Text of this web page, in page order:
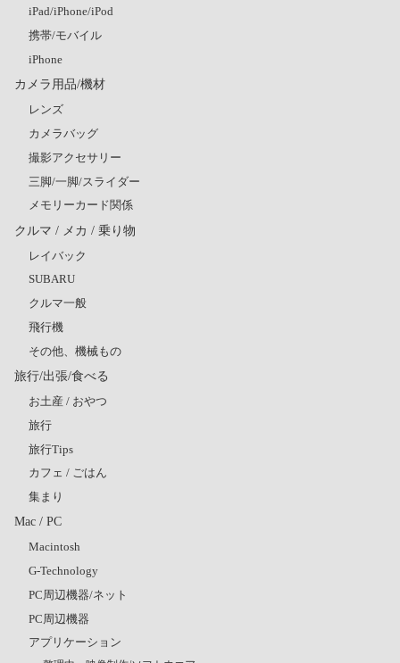
iPad/iPhone/iPod
携帯/モバイル
iPhone
カメラ用品/機材
レンズ
カメラバッグ
撮影アクセサリー
三脚/一脚/スライダー
メモリーカード関係
クルマ / メカ / 乗り物
レイバック
SUBARU
クルマ一般
飛行機
その他、機械もの
旅行/出張/食べる
お土産 / おやつ
旅行
旅行Tips
カフェ / ごはん
集まり
Mac / PC
Macintosh
G-Technology
PC周辺機器/ネット
PC周辺機器
アプリケーション